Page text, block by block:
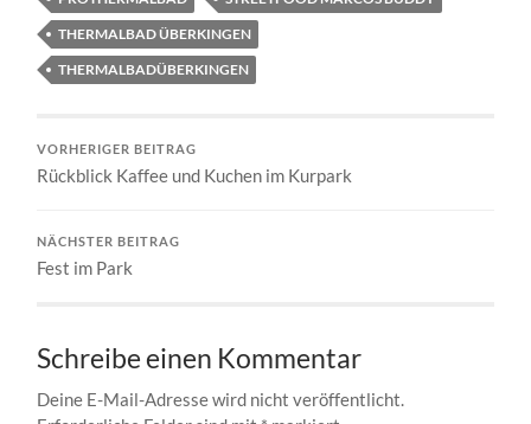
THERMALBAD ÜBERKINGEN
THERMALBADÜBERKINGEN
VORHERIGER BEITRAG
Rückblick Kaffee und Kuchen im Kurpark
NÄCHSTER BEITRAG
Fest im Park
Schreibe einen Kommentar
Deine E-Mail-Adresse wird nicht veröffentlicht.